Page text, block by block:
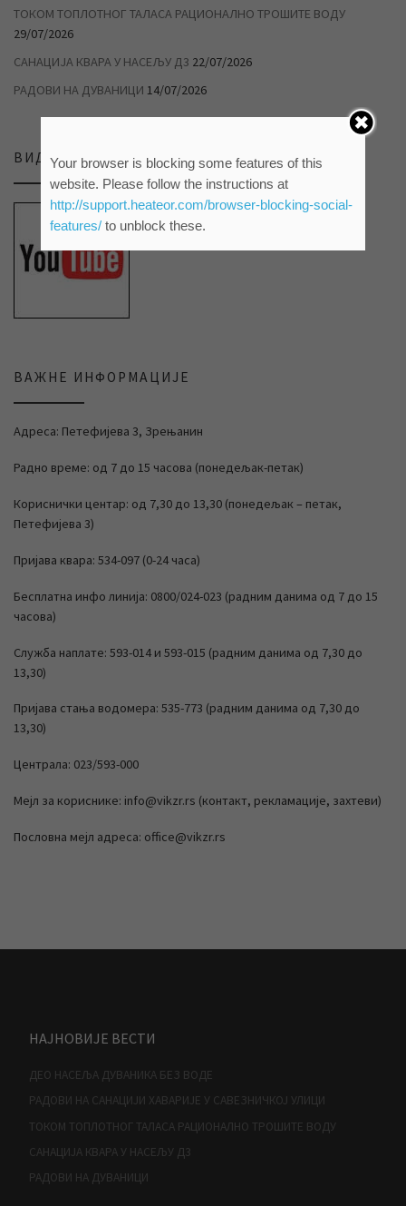
ТОКОМ ТОПЛОТНОГ ТАЛАСА РАЦИОНАЛНО ТРОШИТЕ ВОДУ
29/07/2026
САНАЦИЈА КВАРА У НАСЕЉУ Д3 22/07/2026
РАДОВИ НА ДУВАНИЦИ 14/07/2026
ВИДЕО ПРИЛОЗИ НА НАШЕМ ЈУТЈУБ КАНАЛУ
ВАЖНЕ ИНФОРМАЦИЈЕ
Адреса: Петефијева 3, Зрењанин
Радно време: од 7 до 15 часова (понедељак-петак)
Кориснички центар: од 7,30 до 13,30 (понедељак – петак,
Петефијева 3)
Пријава квара: 534-097 (0-24 часа)
Бесплатна инфо линија: 0800/024-023 (радним данима од 7 до 15
часова)
Служба наплате: 593-014 и 593-015 (радним данима од 7,30 до
13,30)
Пријава стања водомера: 535-773 (радним данима од 7,30 до
13,30)
Централа: 023/593-000
Мејл за кориснике: info@vikzr.rs (контакт, рекламације, захтеви)
Пословна мејл адреса: office@vikzr.rs
НАЈНОВИЈЕ ВЕСТИ
ДЕО НАСЕЉА ДУВАНИКА БЕЗ ВОДЕ
РАДОВИ НА САНАЦИЈИ ХАВАРИЈЕ У САВЕЗНИЧКОЈ УЛИЦИ
ТОКОМ ТОПЛОТНОГ ТАЛАСА РАЦИОНАЛНО ТРОШИТЕ ВОДУ
САНАЦИЈА КВАРА У НАСЕЉУ Д3
РАДОВИ НА ДУВАНИЦИ
Your browser is blocking some features of this
website. Please follow the instructions at
http://support.heateor.com/browser-blocking-social-
features/to unblock these.